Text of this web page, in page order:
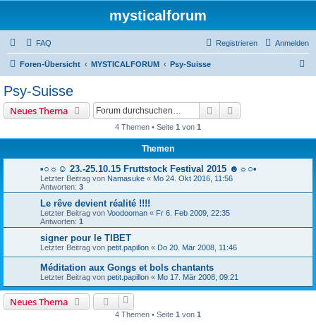
mysticalforum
FAQ Anmelden
Registrieren
Foren-Übersicht MYSTICALFORUM Psy-Suisse
Psy-Suisse
Neues Thema Suche
4 Themen • Seite 1 von 1
Themen
•○☼☺ 23.-25.10.15 Fruttstock Festival 2015 ☻☼○•
Letzter Beitrag von Namasuke « Mo 24. Okt 2016, 11:56
Antworten: 3
Le rêve devient réalité !!!!
Letzter Beitrag von Voodooman « Fr 6. Feb 2009, 22:35
Antworten: 1
signer pour le TIBET
Letzter Beitrag von petit.papillon « Do 20. Mär 2008, 11:46
Méditation aux Gongs et bols chantants
Letzter Beitrag von petit.papillon « Mo 17. Mär 2008, 09:21
Neues Thema
4 Themen • Seite 1 von 1